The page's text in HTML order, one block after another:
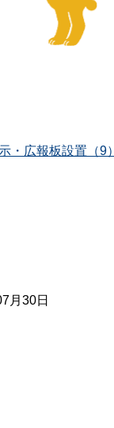
・広報板設置（9）
月30日